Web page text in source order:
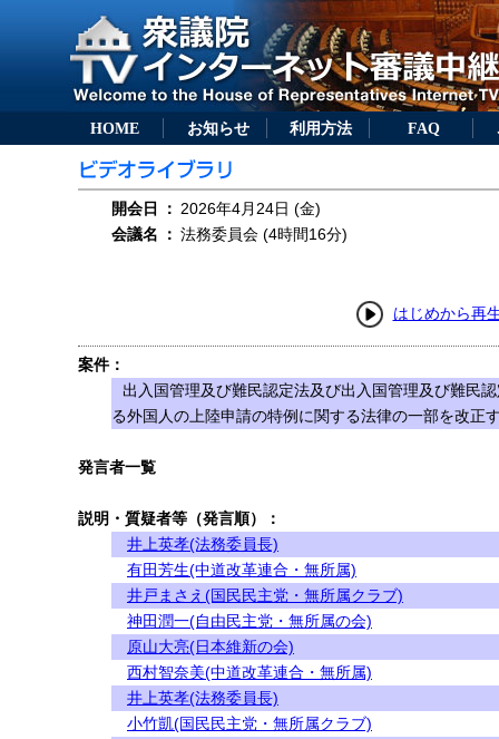
HOME お知らせ 利用方法 FAQ
開会日 ： 2026年4月24日 (金)
会議名
： 法務委員会 (4時間16分)
はじめから再
案件：
出入国管理及び難民認定法及び出入国管理及び難民
る外国人の上陸申請の特例に関する法律の一部を改正
発言者一覧
説明・質疑者等（発言順）：
井上英孝(法務委員長)
有田芳生(中道改革連合・無所属)
井戸まさえ(国民民主党・無所属クラブ)
神田潤一(自由民主党・無所属の会)
原山大亮(日本維新の会)
西村智奈美(中道改革連合・無所属)
井上英孝(法務委員長)
小竹凱(国民民主党・無所属クラブ)